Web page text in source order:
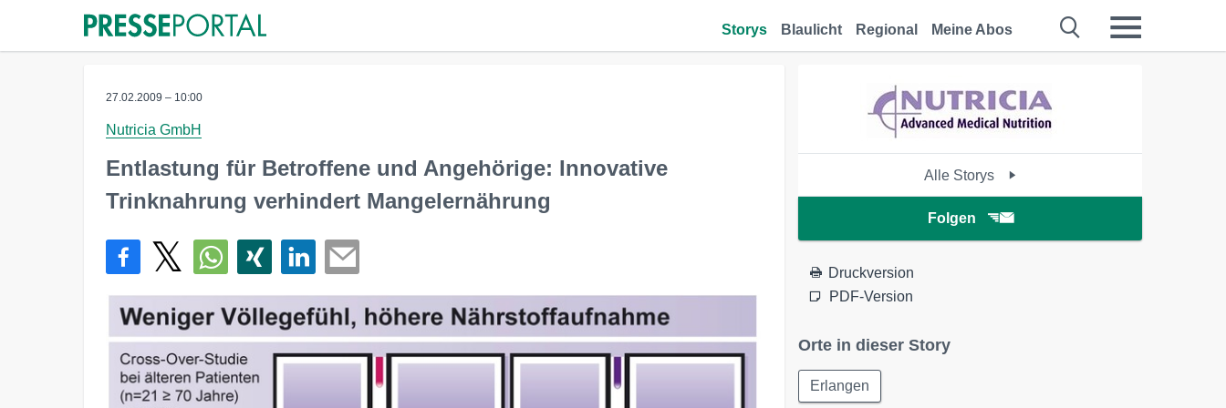
Storys Blaulicht Regional Meine Abos
27.02.2009 – 10:00
Nutricia GmbH
Entlastung für Betroffene und Angehörige: Innovative
Trinknahrung verhindert Mangelernährung
Alle Storys
Folgen
Druckversion
PDF-Version
Orte in dieser Story
Erlangen